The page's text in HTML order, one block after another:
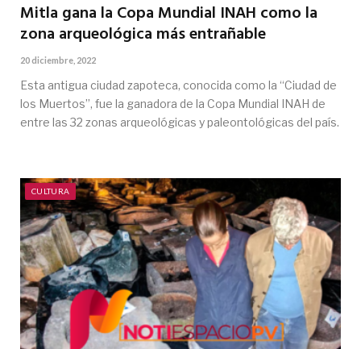
Mitla gana la Copa Mundial INAH como la
zona arqueológica más entrañable
20 diciembre, 2022
Esta antigua ciudad zapoteca, conocida como la “Ciudad de
los Muertos”, fue la ganadora de la Copa Mundial INAH de
entre las 32 zonas arqueológicas y paleontológicas del país.
CULTURA